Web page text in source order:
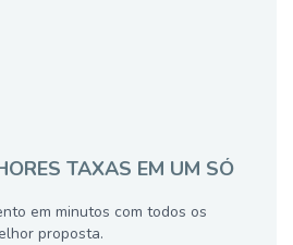
TAXAS EM UM SÓ
em minutos com todos os
proposta.